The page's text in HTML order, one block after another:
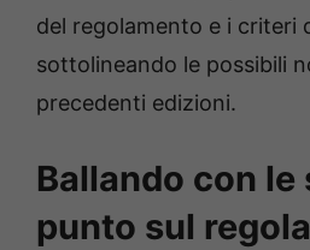
del regolamento e i criteri
sottolineando le possibili
precedenti edizioni.
Ballando con le
punto sul